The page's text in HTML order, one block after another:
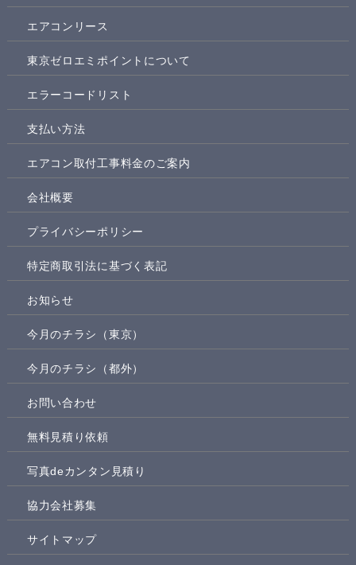
エアコンリース
東京ゼロエミポイントについて
エラーコードリスト
支払い方法
エアコン取付工事料金のご案内
会社概要
プライバシーポリシー
特定商取引法に基づく表記
お知らせ
今月のチラシ（東京）
今月のチラシ（都外）
お問い合わせ
無料見積り依頼
写真deカンタン見積り
協力会社募集
サイトマップ